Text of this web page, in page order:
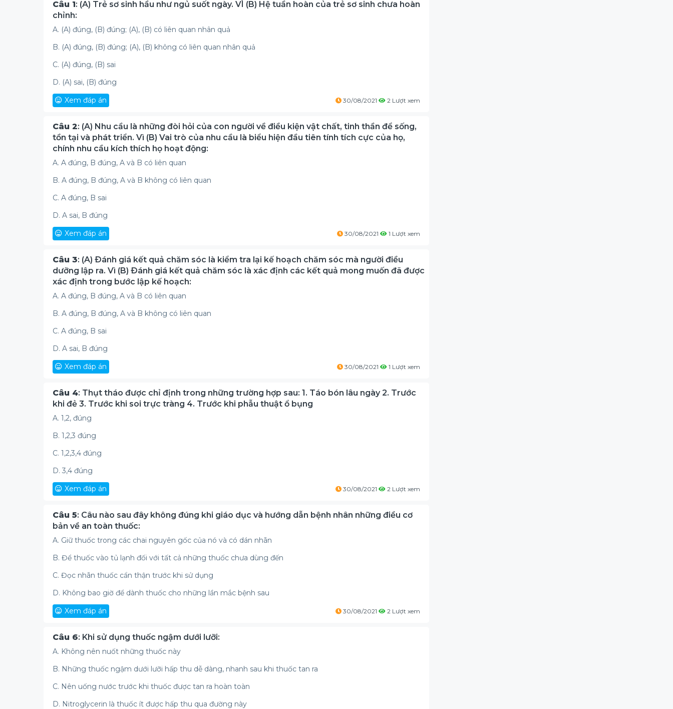
Câu 1: (A) Trẻ sơ sinh hầu như ngủ suốt ngày. VÌ (B) Hệ tuần hoàn của trẻ sơ sinh chưa hoàn
chỉnh:
A. (A) đúng, (B) đúng; (A), (B) có liên quan nhân quả
B. (A) đúng, (B) đúng; (A), (B) không có liên quan nhân quả
C. (A) đúng, (B) sai
D. (A) sai, (B) đúng
Xem đáp án
30/08/2021 2 Lượt xem
Câu 2: (A) Nhu cầu là những đòi hỏi của con người về điều kiện vật chất, tinh thần để sống,
tồn tại và phát triển. Vì (B) Vai trò của nhu cầu là biểu hiện đầu tiên tính tích cực của họ,
chính nhu cầu kích thích họ hoạt động:
A. A đúng, B đúng, A và B có liên quan
B. A đúng, B đúng, A và B không có liên quan
C. A đúng, B sai
D. A sai, B đúng
Xem đáp án
30/08/2021 1 Lượt xem
Câu 3: (A) Ðánh giá kết quả chăm sóc là kiểm tra lại kế hoạch chăm sóc mà người điều
dưỡng lập ra. Vì (B) Ðánh giá kết quả chăm sóc là xác định các kết quả mong muốn đã được
xác định trong bước lập kế hoạch:
A. A đúng, B đúng, A và B có liên quan
B. A đúng, B đúng, A và B không có liên quan
C. A đúng, B sai
D. A sai, B đúng
Xem đáp án
30/08/2021 1 Lượt xem
Câu 4: Thụt tháo được chỉ định trong những trường hợp sau: 1. Táo bón lâu ngày 2. Trước
khi đẻ 3. Trước khi soi trực tràng 4. Trước khi phẫu thuật ổ bụng
A. 1,2, đúng
B. 1,2,3 đúng
C. 1,2,3,4 đúng
D. 3,4 đúng
Xem đáp án
30/08/2021 2 Lượt xem
Câu 5: Câu nào sau đây không đúng khi giáo dục và hướng dẫn bệnh nhân những điều cơ
bản về an toàn thuốc:
A. Giữ thuốc trong các chai nguyên gốc của nó và có dán nhãn
B. Để thuốc vào tủ lạnh đối với tất cả những thuốc chưa dùng đến
C. Đọc nhãn thuốc cẩn thận trước khi sử dụng
D. Không bao giờ để dành thuốc cho những lần mắc bệnh sau
Xem đáp án
30/08/2021 2 Lượt xem
Câu 6: Khi sử dụng thuốc ngậm dưới lưỡi:
A. Không nên nuốt những thuốc này
B. Những thuốc ngậm dưới lưỡi hấp thu dễ dàng, nhanh sau khi thuốc tan ra
C. Nên uống nước trước khi thuốc được tan ra hoàn toàn
D. Nitroglycerin là thuốc ít được hấp thu qua đường này